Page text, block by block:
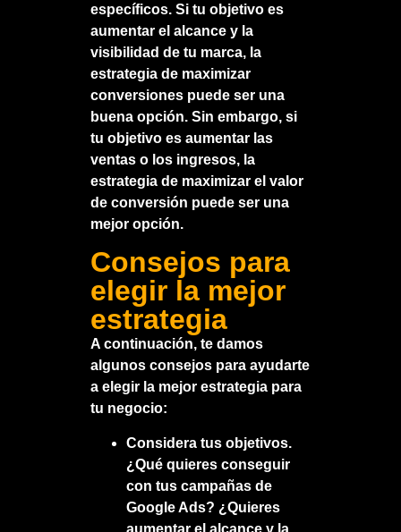
específicos. Si tu objetivo es
aumentar el alcance y la
visibilidad de tu marca, la
estrategia de maximizar
conversiones puede ser una
buena opción. Sin embargo, si
tu objetivo es aumentar las
ventas o los ingresos, la
estrategia de maximizar el valor
de conversión puede ser una
mejor opción.
Consejos para
elegir la mejor
estrategia
A continuación, te damos
algunos consejos para ayudarte
a elegir la mejor estrategia para
tu negocio:
Considera tus objetivos.
¿Qué quieres conseguir
con tus campañas de
Google Ads? ¿Quieres
aumentar el alcance y la